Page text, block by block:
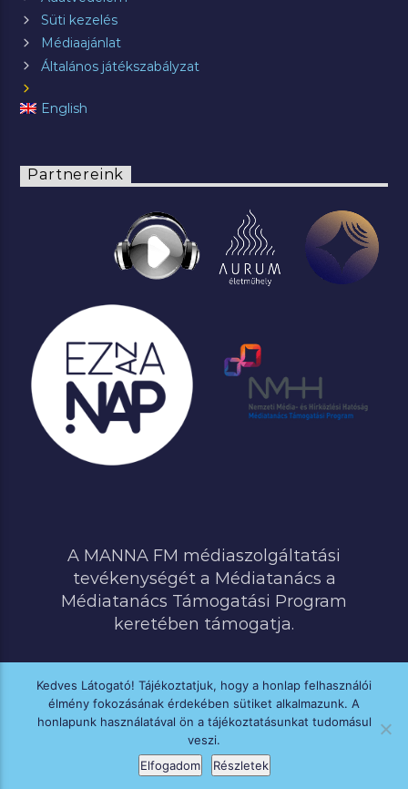
Süti kezelés
Médiaajánlat
Általános játékszabályzat
English
Partnereink
A MANNA FM médiaszolgáltatási
tevékenységét a Médiatanács a
Médiatanács Támogatási Program
keretében támogatja.
MINDEN JOG FENNTARTVA © 2020 MANNA FM
Kedves Látogató! Tájékoztatjuk, hogy a honlap felhasználói
élmény fokozásának érdekében sütiket alkalmazunk. A
honlapunk használatával ön a tájékoztatásunkat tudomásul
veszi.
Elfogadom
Részletek